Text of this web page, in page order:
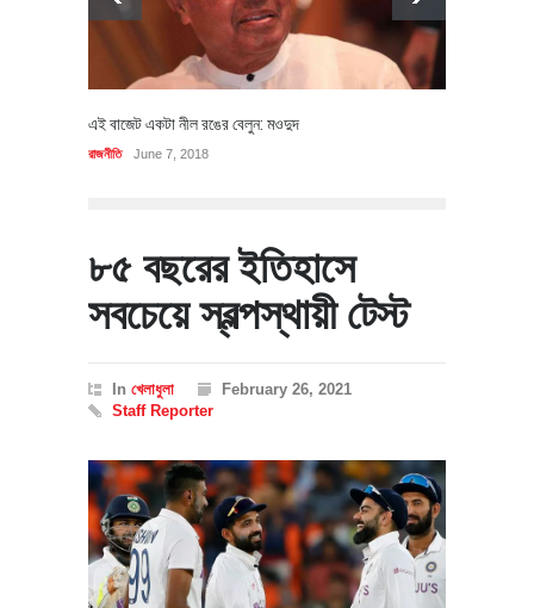
এই বাজেট একটা নীল রঙের বেলুন: মওদুদ
রাজনীতি June 7, 2018
৮৫ বছরের ইতিহাসে
সবচেয়ে স্বল্পস্থায়ী টেস্ট
In খেলাধুলা
February 26, 2021
Staff Reporter